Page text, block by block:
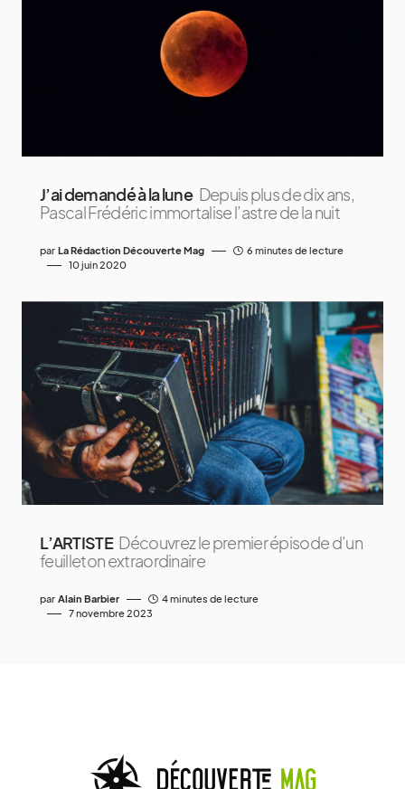
J’ai demandé à la lune Depuis plus de dix ans,
Pascal Frédéric immortalise l’astre de la nuit
par La Rédaction Découverte Mag
6 minutes de lecture
10 juin 2020
L’ARTISTE Découvrez le premier épisode d’un
feuilleton extraordinaire
par Alain Barbier
4 minutes de lecture
7 novembre 2023